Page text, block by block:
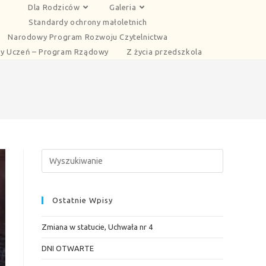
Dla Rodziców
Galeria
Standardy ochrony małoletnich
Narodowy Program Rozwoju Czytelnictwa
Uczeń – Program Rządowy
Z życia przedszkola
Ostatnie Wpisy
Zmiana w statucie, Uchwała nr 4
DNI OTWARTE